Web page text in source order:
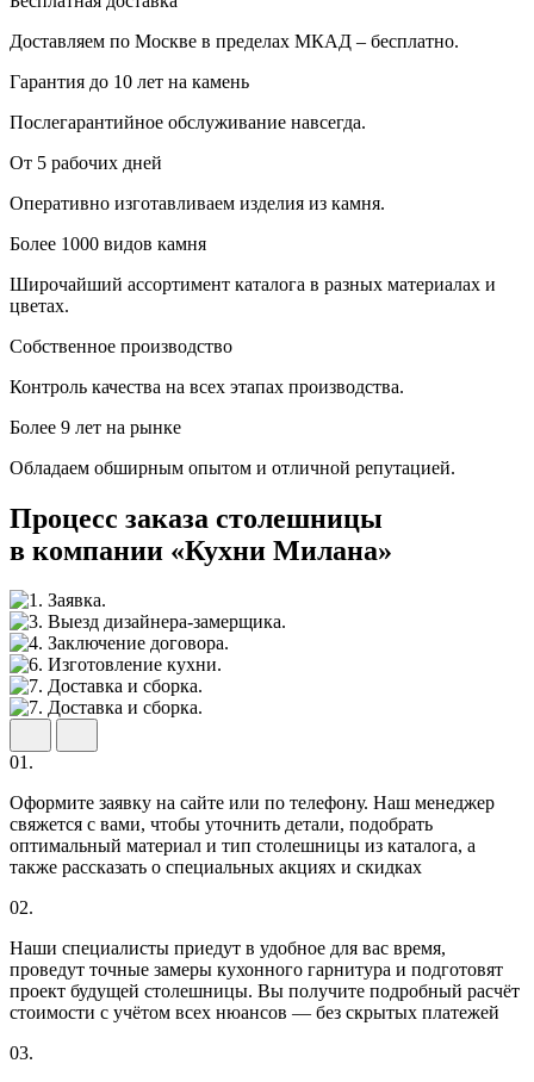
Доставляем по Москве в пределах МКАД – бесплатно.
Гарантия до 10 лет на камень
Послегарантийное обслуживание навсегда.
От 5 рабочих дней
Оперативно изготавливаем изделия из камня.
Более 1000 видов камня
Широчайший ассортимент каталога в разных материалах и
цветах.
Собственное производство
Контроль качества на всех этапах производства.
Более 9 лет на рынке
Обладаем обширным опытом и отличной репутацией.
Процесс заказа столешницы
в компании «Кухни Милана»
01.
Оформите заявку на сайте или по телефону. Наш менеджер
свяжется с вами, чтобы уточнить детали, подобрать
оптимальный материал и тип столешницы из каталога, а
также рассказать о специальных акциях и скидках
02.
Наши специалисты приедут в удобное для вас время,
проведут точные замеры кухонного гарнитура и подготовят
проект будущей столешницы. Вы получите подробный расчёт
стоимости с учётом всех нюансов — без скрытых платежей
03.